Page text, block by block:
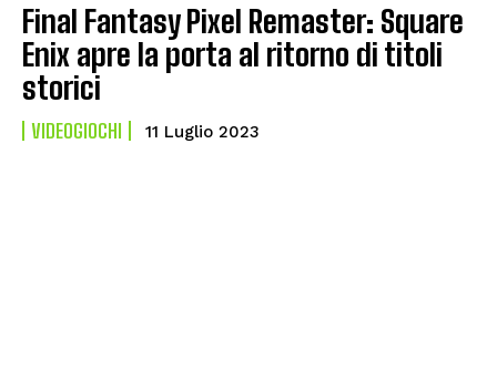
Final Fantasy Pixel Remaster: Square
Enix apre la porta al ritorno di titoli
storici
VIDEOGIOCHI 11 Luglio 2023